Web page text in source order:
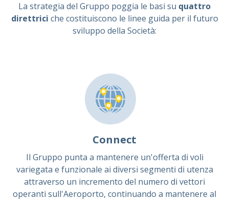
La strategia del Gruppo poggia le basi su quattro
direttrici che costituiscono le linee guida per il futuro
sviluppo della Società:
Connect
Il Gruppo punta a mantenere un'offerta di voli
variegata e funzionale ai diversi segmenti di utenza
attraverso un incremento del numero di vettori
operanti sull'Aeroporto, continuando a mantenere al